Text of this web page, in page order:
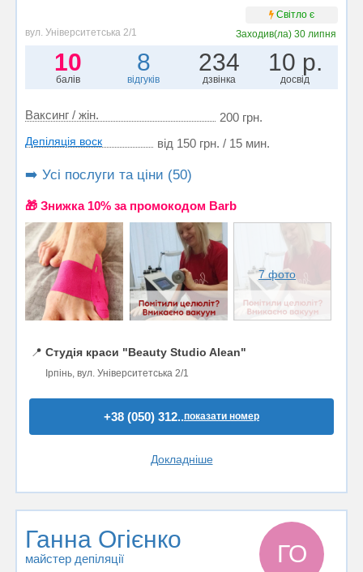
Світло є
вул. Університетська 2/1
Заходив(ла) 30 липня
10
балів
8
відгуків
234
дзвінка
10 р.
досвід
Ваксинг / жін. 200 грн.
Депіляція воск від 150 грн. / 15 мин.
➡️ Усі послуги та ціни (50)
🎁 Знижка 10% за промокодом Barb
7 фото
📍 Студія краси "Beauty Studio Alean"
Ірпінь, вул. Університетська 2/1
+38 (050) 312..показати номер
Докладніше
Ганна Огієнко
майстер депіляції ГО